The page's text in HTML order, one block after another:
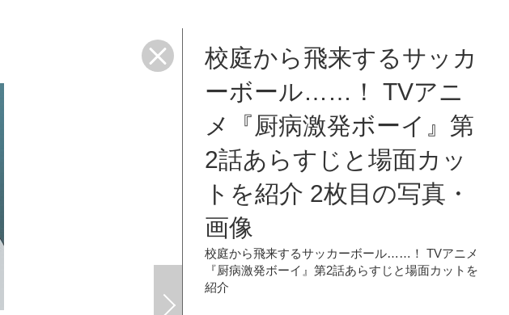
校庭から飛来するサッカ
ーボール……！ TVアニ
メ『厨病激発ボーイ』第
2話あらすじと場面カッ
トを紹介 2枚目の写真・
画像
校庭から飛来するサッカーボール……！ TVアニメ
『厨病激発ボーイ』第2話あらすじと場面カットを
紹介